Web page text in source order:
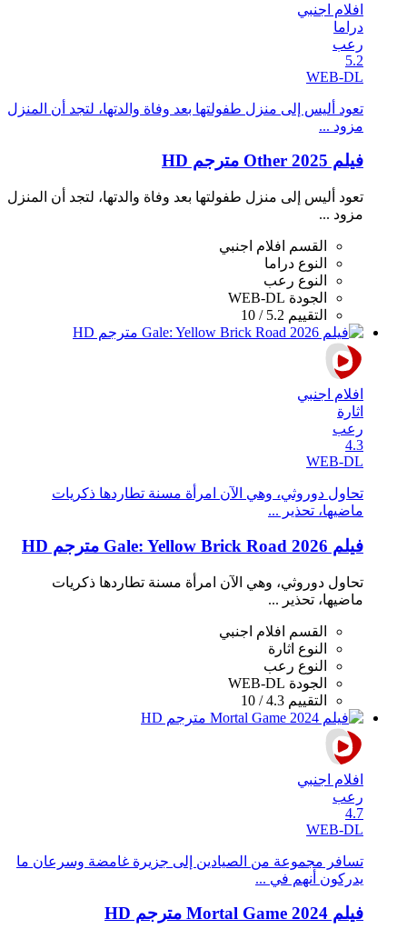
افلام اجنبي
دراما
رعب
5.2
WEB-DL
تعود أليس إلى منزل طفولتها بعد وفاة والدتها، لتجد أن المنزل
مزود ...
فيلم Other 2025 مترجم HD
تعود أليس إلى منزل طفولتها بعد وفاة والدتها، لتجد أن المنزل
مزود ...
القسم
افلام اجنبي
النوع دراما
النوع رعب
الجودة WEB-DL
التقييم 5.2 / 10
افلام اجنبي
اثارة
رعب
4.3
WEB-DL
تحاول دوروثي، وهي الآن امرأة مسنة تطاردها ذكريات
ماضيها، تحذير ...
فيلم Gale: Yellow Brick Road 2026 مترجم HD
تحاول دوروثي، وهي الآن امرأة مسنة تطاردها ذكريات
ماضيها، تحذير ...
القسم
افلام اجنبي
النوع اثارة
النوع رعب
الجودة WEB-DL
التقييم 4.3 / 10
افلام اجنبي
رعب
4.7
WEB-DL
تسافر مجموعة من الصيادين إلى جزيرة غامضة وسرعان ما
يدركون أنهم في ...
فيلم Mortal Game 2024 مترجم HD